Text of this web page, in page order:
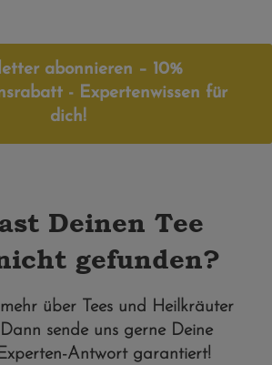
abonnieren – 10%
- Expertenwissen für
dich!
Deinen Tee
gefunden?
über Tees und Heilkräuter
sende uns gerne Deine
Antwort garantiert!